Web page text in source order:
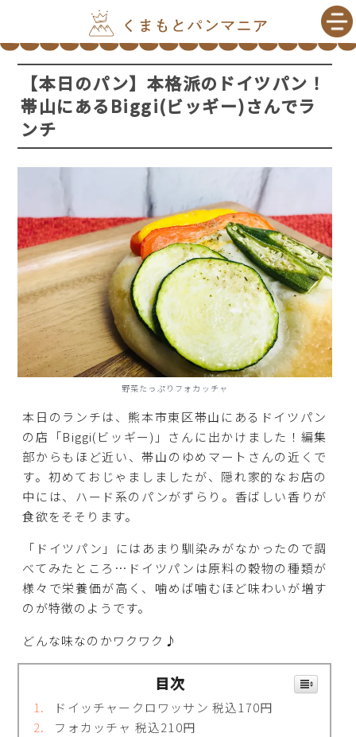
【本日のパン】本格派のドイツパン！
帯山にあるBiggi(ビッギー)さんでラ
ンチ
野菜たっぷりフォカッチャ
本日のランチは、熊本市東区帯山にあるドイツパン
の店「Biggi(ビッギー)」さんに出かけました！編集
部からもほど近い、帯山のゆめマートさんの近くで
す。初めておじゃましましたが、隠れ家的なお店の
中には、ハード系のパンがずらり。香ばしい香りが
食欲をそそります。
「ドイツパン」にはあまり馴染みがなかったので調
べてみたところ…ドイツパンは原料の穀物の種類が
様々で栄養価が高く、噛めば噛むほど味わいが増す
のが特徴のようです。
どんな味なのかワクワク♪
目次
ドイッチャークロワッサン 税込170円
フォカッチャ 税込210円